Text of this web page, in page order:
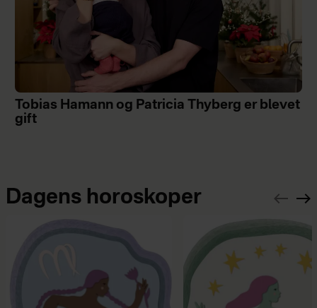
Tobias Hamann og Patricia Thyberg er blevet
gift
Dagens horoskoper